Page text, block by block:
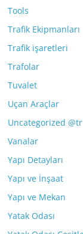
Tools
Trafik Ekipmanları
Trafik işaretleri
Trafolar
Tuvalet
Uçan Araçlar
Uncategorized @tr
Vanalar
Yapı Detayları
Yapı ve İnşaat
Yapı ve Mekan
Yatak Odası